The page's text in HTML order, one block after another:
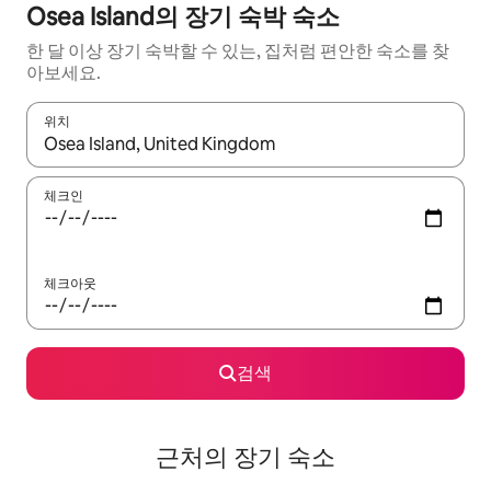
Osea Island의 장기 숙박 숙소
한 달 이상 장기 숙박할 수 있는, 집처럼 편안한 숙소를 찾
아보세요.
위치
결과가 나오면 위·아래 화살표 키를 사용하거나 터치 또는 스와이
체크인
체크아웃
검색
근처의 장기 숙소